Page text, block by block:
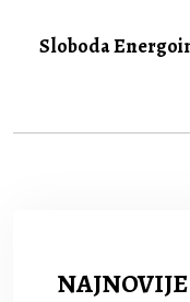
Sloboda
NAJNOVIJE